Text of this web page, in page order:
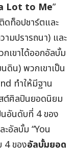
Lot to Me”
ดท็อปชาร์ตและ
ามปรารถนา) และ
เขาได้ออกอัลบั้ม
ดิน) พวกเขาเป็น
ทำให้มีฐาน
ต์ศิลปินยอดนิยม
นอันดับที่ 4 ของ
ะอัลบั้ม “You
4 ของอัลบั้มยอด